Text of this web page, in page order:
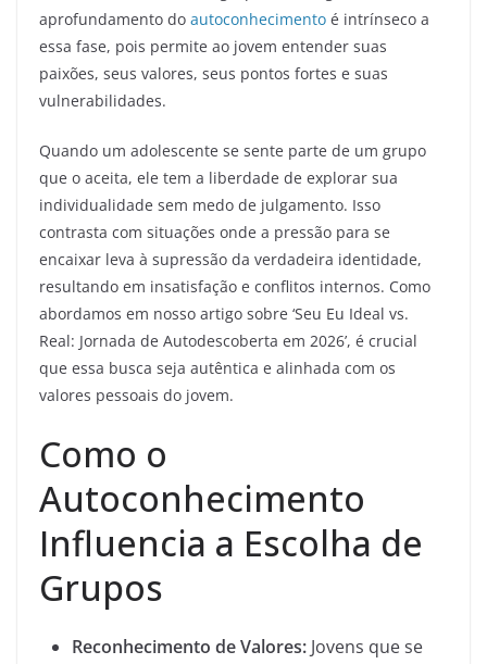
aprofundamento do autoconhecimento é intrínseco a
essa fase, pois permite ao jovem entender suas
paixões, seus valores, seus pontos fortes e suas
vulnerabilidades.
Quando um adolescente se sente parte de um grupo
que o aceita, ele tem a liberdade de explorar sua
individualidade sem medo de julgamento. Isso
contrasta com situações onde a pressão para se
encaixar leva à supressão da verdadeira identidade,
resultando em insatisfação e conflitos internos. Como
abordamos em nosso artigo sobre ‘Seu Eu Ideal vs.
Real: Jornada de Autodescoberta em 2026’, é crucial
que essa busca seja autêntica e alinhada com os
valores pessoais do jovem.
Como o
Autoconhecimento
Influencia a Escolha de
Grupos
Reconhecimento de Valores: Jovens que se